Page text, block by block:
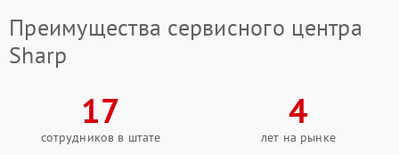
Преимущества сервисного центра
Sharp
17
сотрудников в штате
4
лет на рынке